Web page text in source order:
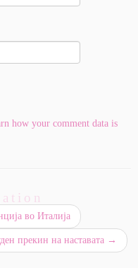
how your comment data is
во Италија
прекин на наставата →